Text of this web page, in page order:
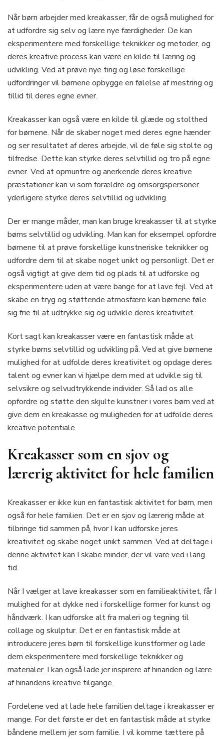
Når børn arbejder med kreakasser, får de også mulighed for
at udfordre sig selv og lære nye færdigheder. De kan
eksperimentere med forskellige teknikker og metoder, og
deres kreative process kan være en kilde til læring og
udvikling. Ved at prøve nye ting og løse forskellige
udfordringer vil børnene opbygge en følelse af mestring og
tillid til deres egne evner.
Kreakasser kan også være en kilde til glæde og stolthed
for børnene. Når de skaber noget med deres egne hænder
og ser resultatet af deres arbejde, vil de føle sig stolte og
tilfredse. Dette kan styrke deres selvtillid og tro på egne
evner. Ved at opmuntre og anerkende deres kreative
præstationer kan vi som forældre og omsorgspersoner
yderligere styrke deres selvtillid og udvikling.
Der er mange måder, man kan bruge kreakasser til at styrke
børns selvtillid og udvikling. Man kan for eksempel opfordre
børnene til at prøve forskellige kunstneriske teknikker og
udfordre dem til at skabe noget unikt og personligt. Det er
også vigtigt at give dem tid og plads til at udforske og
eksperimentere uden at være bange for at lave fejl. Ved at
skabe en tryg og støttende atmosfære kan børnene føle
sig frie til at udtrykke sig og udvikle deres kreativitet.
Kort sagt kan kreakasser være en fantastisk måde at
styrke børns selvtillid og udvikling på. Ved at give børnene
mulighed for at udfolde deres kreativitet og opdage deres
talent og evner kan vi hjælpe dem med at udvikle sig til
selvsikre og selvudtrykkende individer. Så lad os alle
opfordre og støtte den skjulte kunstner i vores børn ved at
give dem en kreakasse og muligheden for at udfolde deres
kreative potentiale.
Kreakasser som en sjov og
lærerig aktivitet for hele familien
Kreakasser er ikke kun en fantastisk aktivitet for børn, men
også for hele familien. Det er en sjov og lærerig måde at
tilbringe tid sammen på, hvor I kan udforske jeres
kreativitet og skabe noget unikt sammen. Ved at deltage i
denne aktivitet kan I skabe minder, der vil vare ved i lang
tid.
Når I vælger at lave kreakasser som en familieaktivitet, får I
mulighed for at dykke ned i forskellige former for kunst og
håndværk. I kan udforske alt fra maleri og tegning til
collage og skulptur. Det er en fantastisk måde at
introducere jeres børn til forskellige kunstformer og lade
dem eksperimentere med forskellige teknikker og
materialer. I kan også lade jer inspirere af hinanden og lære
af hinandens kreative tilgange.
Fordelene ved at lade hele familien deltage i kreakasser er
mange. For det første er det en fantastisk måde at styrke
båndene mellem jer som familie. I vil komme tættere på